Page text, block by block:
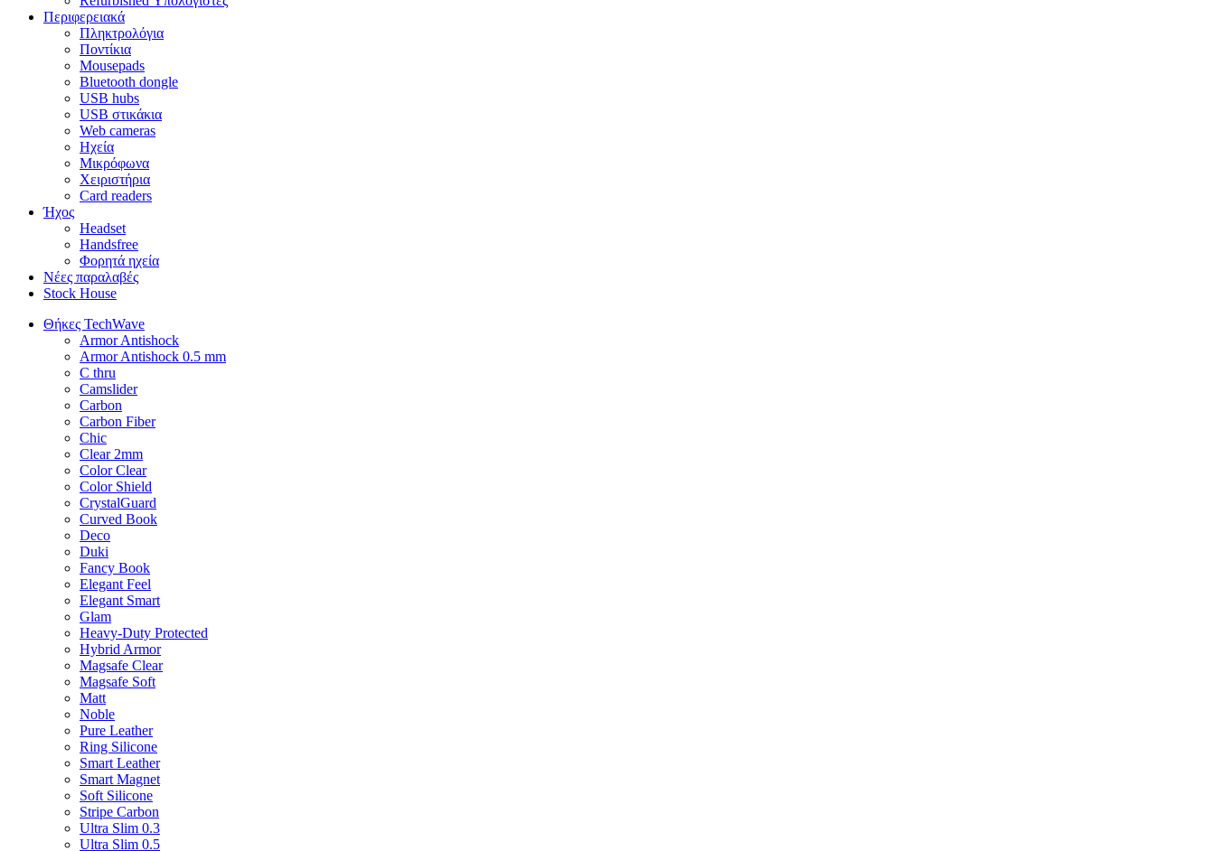
Περιφερειακά
Πληκτρολόγια
Ποντίκια
Mousepads
Bluetooth dongle
USB hubs
USB στικάκια
Web cameras
Ηχεία
Μικρόφωνα
Χειριστήρια
Card readers
Ήχος
Headset
Handsfree
Φορητά ηχεία
Νέες παραλαβές
Stock House
Θήκες TechWave
Armor Antishock
Armor Antishock 0.5 mm
C thru
Camslider
Carbon
Carbon Fiber
Chic
Clear 2mm
Color Clear
Color Shield
CrystalGuard
Curved Book
Deco
Duki
Fancy Book
Elegant Feel
Elegant Smart
Glam
Heavy-Duty Protected
Hybrid Armor
Magsafe Clear
Magsafe Soft
Matt
Noble
Pure Leather
Ring Silicone
Smart Leather
Smart Magnet
Soft Silicone
Stripe Carbon
Ultra Slim 0.3
Ultra Slim 0.5